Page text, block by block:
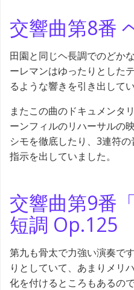
交響曲第8番
田園と同じヘ長調でのどか
ーレマンはゆったりとした
るような響きを引き出してい
またこの曲のドキュメンタ
ーンフィルのリハーサルの
シモを徹底したり、3連符
指示を出していました。
交響曲第9番
短調 Op.125
第九も骨太で力強い演奏で
りとしていて、あまりメリ
化を付けるところもあるの